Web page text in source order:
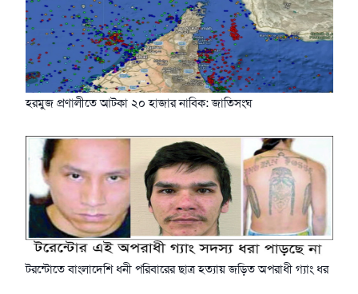
হরমুজ প্রণালীতে আটকা ২০ হাজার নাবিক: জাতিসংঘ
টরন্টোতে বাংলাদেশি ধনী পরিবারের ছাত্র হত্যায় জড়িত অপরাধী গ্যাং ধর